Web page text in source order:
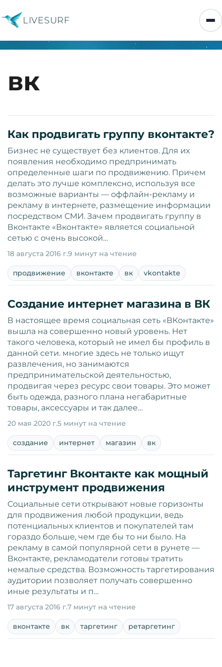
LIVESURF
вк
Как продвигать группу вконтакте?
Бизнес не существует без клиентов. Для их
появления необходимо предпринимать
определенные шаги по продвижению. Причем
делать это лучше комплексно, используя все
возможные варианты — оффлайн-рекламу и
рекламу в интернете, размещение информации
посредством СМИ. Зачем продвигать группу в
Вконтакте «Вконтакте» является социальной
сетью с очень высокой…
18 августа 2016 г.9 минут на чтение
продвижение вконтакте вк vkontakte
Создание интернет магазина в ВК
В настоящее время социальная сеть «ВКонтакте»
вышла на совершенно новый уровень. Нет
такого человека, который не имел бы профиль в
данной сети. многие здесь не только ищут
развлечения, но занимаются
предпринимательской деятельностью,
продвигая через ресурс свои товары. Это может
быть одежда, разного плана негабаритные
товары, аксессуары и так далее…
20 мая 2020 г.5 минут на чтение
создание интернет магазин вк
Таргетинг Вконтакте как мощный
инструмент продвижения
Социальные сети открывают новые горизонты
для продвижения любой продукции, ведь
потенциальных клиентов и покупателей там
гораздо больше, чем где бы то ни было. На
рекламу в самой популярной сети в рунете —
Вконтакте, рекламодатели готовы тратить
немалые средства. Возможность таргетирования
аудитории позволяет получать совершенно
иные результаты и п…
17 августа 2016 г.7 минут на чтение
вконтакте вк таргетинг ретаргетинг